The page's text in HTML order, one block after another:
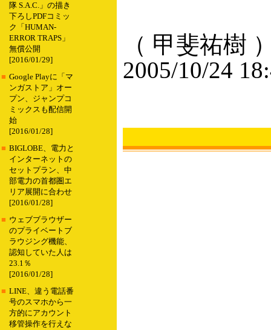
隊 S.A.C.」の描き
下ろしPDFコミッ
ク「HUMAN-
ERROR TRAPS」
無償公開
[2016/01/29]
■ Google Playに「マ
ンガストア」オー
プン、ジャンプコ
ミックスも配信開
始
[2016/01/28]
■ BIGLOBE、電力と
インターネットの
セットプラン、中
部電力の首都圏エ
リア展開に合わせ
[2016/01/28]
■ ウェブブラウザー
のプライベートブ
ラウジング機能、
認知していた人は
23.1％
[2016/01/28]
■ LINE、違う電話番
号のスマホから一
方的にアカウント
移管操作を行えな
（ 甲斐祐樹
2005/10/24